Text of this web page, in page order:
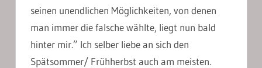
seinen unendlichen Möglichkeiten, von denen
man immer die falsche wählte, liegt nun bald
hinter mir.” Ich selber liebe an sich den
Spätsommer/ Frühherbst auch am meisten.